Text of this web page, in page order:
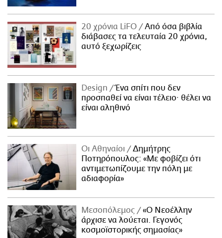
20 χρόνια LiFO
Από όσα βιβλία
διάβασες τα τελευταία 20 χρόνια,
αυτό ξεχωρίζεις
Design
Ένα σπίτι που δεν
προσπαθεί να είναι τέλειο· θέλει να
είναι αληθινό
Οι Αθηναίοι
Δημήτρης
Ποτηρόπουλος: «Με φοβίζει ότι
αντιμετωπίζουμε την πόλη με
αδιαφορία»
Μεσοπόλεμος
«Ο Νεοέλλην
άρχισε να λούεται. Γεγονός
κοσμοϊστορικής σημασίας»